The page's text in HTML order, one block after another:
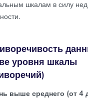
шкалам в силу
уровня шкалы
выше среднего (от 4